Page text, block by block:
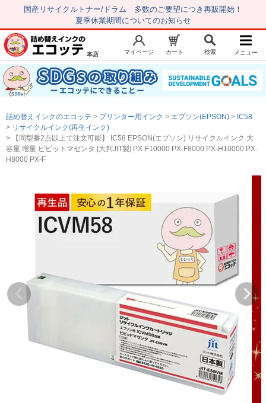
国産リサイクルトナー/ドラム 多数のご要望につき再販開始！
夏季休業期間についてのお知らせ
新規会員登録 マイページ
トップページ お気に入り
注文履歴 レビュー履歴
はじめての方へ
初心者用セット
キャノンインク
エプソンインク
互換インクボトル
互換インクカートリッジ
記事を探す
本店 マイページ カート 検索 メニュー
詰め替えインクのエコッテ プリンター用インク エプソン(EPSON)
IC58
リサイクルインク(再生インク)
【同型番2点以上で注文可能】 IC58 EPSON(エプソン) リサイクルインク 大
容量 増量 ビビットマゼンタ [大判JIT製] PX-F10000 PX-F8000 PX-H10000 PX-
H8000 PX-F